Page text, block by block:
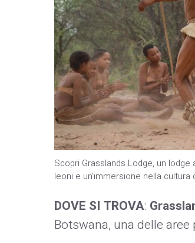
Scopri Grasslands Lodge, un
leoni e un’immersione nella cultura
DOVE SI TROVA:
Botswana, una delle